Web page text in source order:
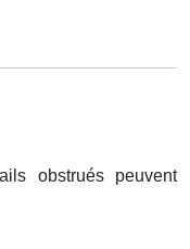
obstrués peuvent